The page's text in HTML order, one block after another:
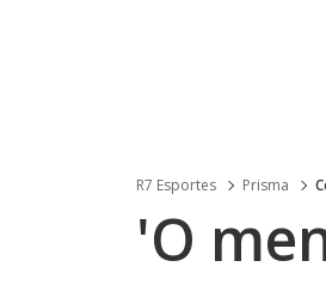
R7 Esportes Prisma
'O